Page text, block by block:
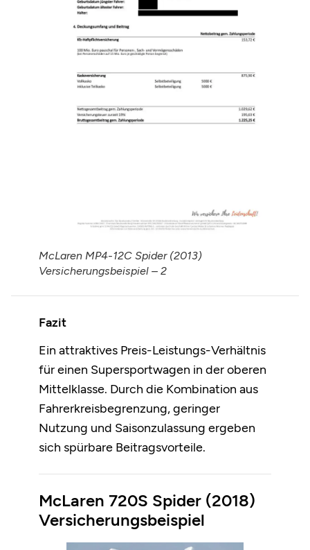
McLaren MP4-12C Spider (2013)
Versicherungsbeispiel – 2
Fazit
Ein attraktives Preis-Leistungs-Verhältnis
für einen Supersportwagen in der oberen
Mittelklasse. Durch die Kombination aus
Fahrerkreisbegrenzung, geringer
Nutzung und Saisonzulassung ergeben
sich spürbare Beitragsvorteile.
McLaren 720S Spider (2018)
Versicherungsbeispiel